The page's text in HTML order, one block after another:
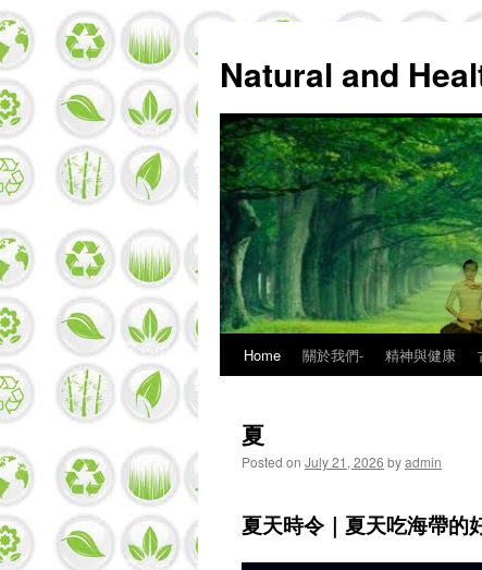
Natural and
Skip
content
Home 關於我們- 精神與健康
夏
Posted on July 21, 2026 byadmin
夏天時令｜夏天吃海帶的